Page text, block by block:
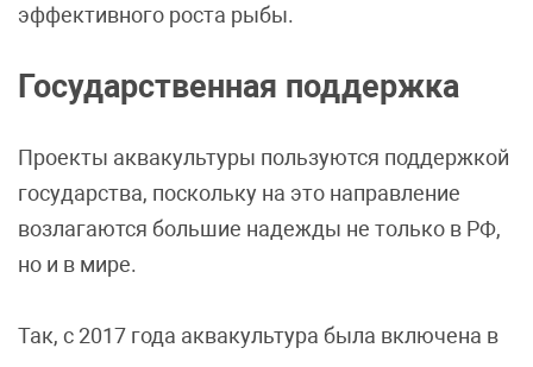
эффективного роста рыбы.
Государственная поддержка
Проекты аквакультуры пользуются поддержкой
государства, поскольку на это направление
возлагаются большие надежды не только в РФ,
но и в мире.
Так, с 2017 года аквакультура была включена в